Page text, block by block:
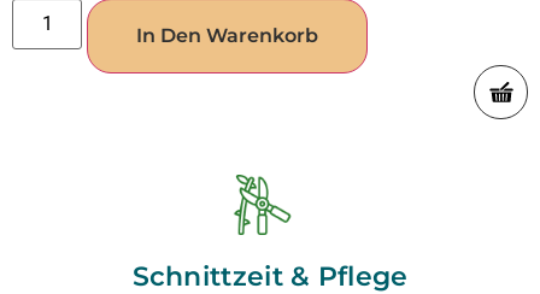
In Den Warenkorb
Schnittzeit & Pflege